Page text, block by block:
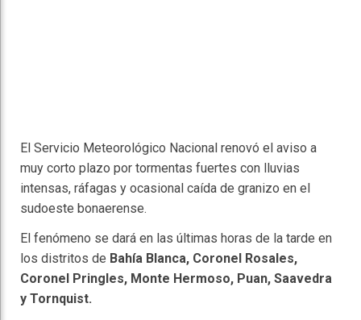
El Servicio Meteorológico Nacional renovó el aviso a
muy corto plazo por tormentas fuertes con lluvias
intensas, ráfagas y ocasional caída de granizo en el
sudoeste bonaerense.
El fenómeno se dará en las últimas horas de la tarde en
los distritos de Bahía Blanca, Coronel Rosales,
Coronel Pringles, Monte Hermoso, Puan, Saavedra
y Tornquist.